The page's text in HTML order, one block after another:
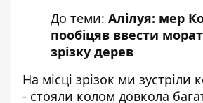
До теми: Алілуя: мер
пообіцяв ввести
зрізку дерев
На місці зрізок ми зустріли
- стояли колом довкола